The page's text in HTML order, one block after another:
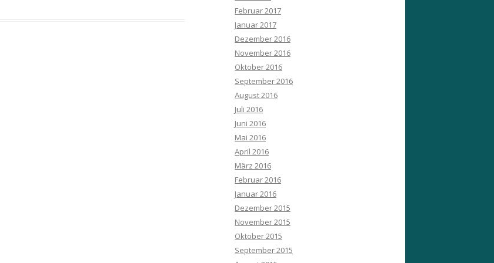
Februar 2017
Januar 2017
Dezember 2016
November 2016
Oktober 2016
September 2016
August 2016
Juli 2016
Juni 2016
Mai 2016
April 2016
März 2016
Februar 2016
Januar 2016
Dezember 2015
November 2015
Oktober 2015
September 2015